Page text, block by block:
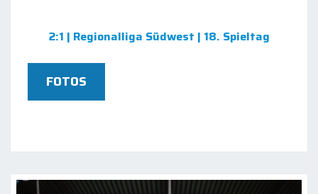
2:1 | Regionalliga Südwest | 18. Spieltag
FOTOS